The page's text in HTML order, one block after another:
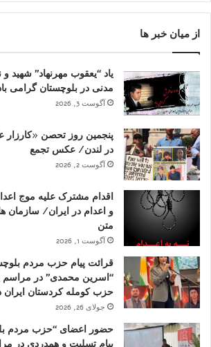
از میان خبر ها
یاد “یعقوب مهرنهاد” شهید
مدنی در بلوچستان گرامی
آگوست 3, 2026
پنجمین روز تحصن «کارزار
در لندن/ عکس تجمع
آگوست 2, 2026
اقدام مشترک علیه موج
و اعدام در ایران/ سازمان
متن
آگوست 1, 2026
قرائت پیام حزب مردم
“اسرین محمدی” در مراسم
حزب کومله کردستان ایران
جولای 26, 2026
حضور اعضای “حزب مردم
پیام تسلیت و همدردی در